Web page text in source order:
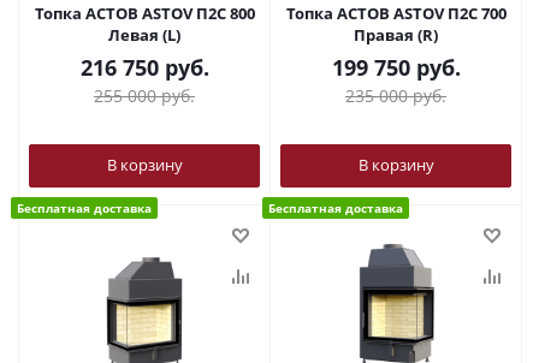
Топка АСТОВ ASTOV П2С 800
Левая (L)
216 750руб.
255 000руб.
В корзину
Топка АСТОВ ASTOV П2С 700
Правая (R)
199 750руб.
235 000руб.
В корзину
Бесплатная доставка Бесплатная доставка